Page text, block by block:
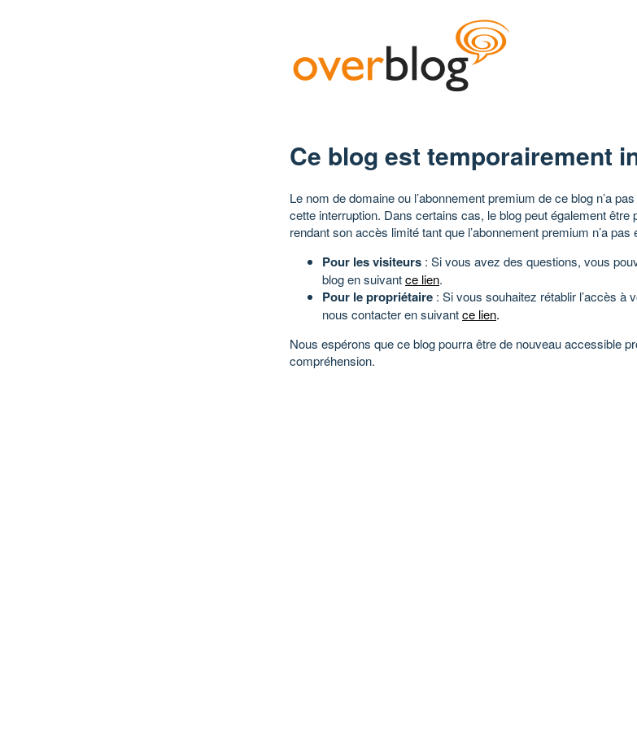
Ce blog est temporairement
Le nom de domaine ou l’abonnement premium de ce blog n’a
cette interruption. Dans certains cas, le blog peut également être
rendant son accès limité tant que l’abonnement premium n’a pas
Pour les visiteurs : Si vous avez des questions, vous
blog en suivantce lien.
Pour le propriétaire : Si vous souhaitez rétablir l’accès à
nous contacter en suivantce lien.
Nous espérons que ce blog pourra être de nouveau accessible
compréhension.